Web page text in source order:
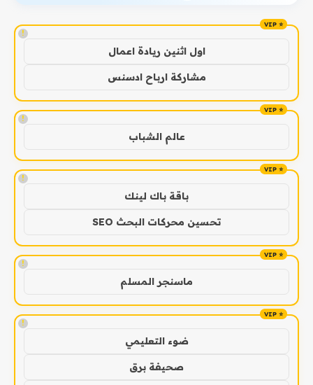
!
اول اثنين ريادة اعمال
مشاركة ارباح ادسنس
!
عالم الشباب
!
باقة باك لينك
تحسين محركات البحث SEO
!
ماسنجر المسلم
!
ضوء التعليمي
صحيفة برق